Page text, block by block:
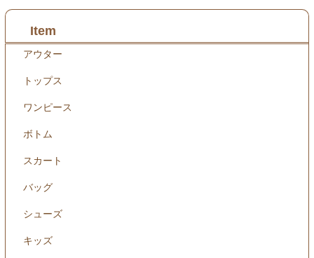
Item
アウター
トップス
ワンピース
ボトム
スカート
バッグ
シューズ
キッズ